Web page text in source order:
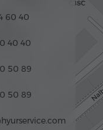
60 40
40 40
50 89
50 89